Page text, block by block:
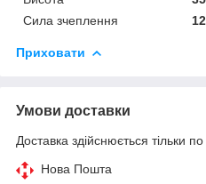
Сила зчеплення
Приховати
Умови доставки
Доставка здійснюється тільки
Нова Пошта